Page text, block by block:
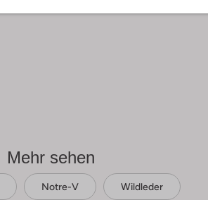
Mehr sehen
Notre-V Wildleder